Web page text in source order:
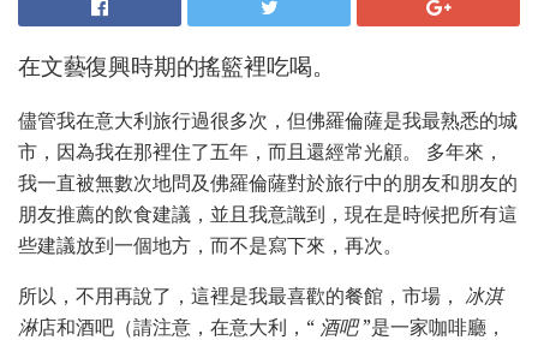
在文藝復興時期的搖籃裡吃喝。
儘管我在意大利旅行過很多次，但佛羅倫薩是我最熟悉的城
市，因為我在那裡住了五年，而且還經常光顧。 多年來，
我一直被無數次地問及佛羅倫薩對於旅行中的朋友和朋友的
朋友推薦的飲食建議，並且我意識到，現在是時候把所有這
些建議放到一個地方，而不是寫下來，再次。
所以，不用再說了，這裡是我最喜歡的餐館，市場， 冰淇
淋店和酒吧（請注意，在意大利，“ 酒吧”是一家咖啡廳，